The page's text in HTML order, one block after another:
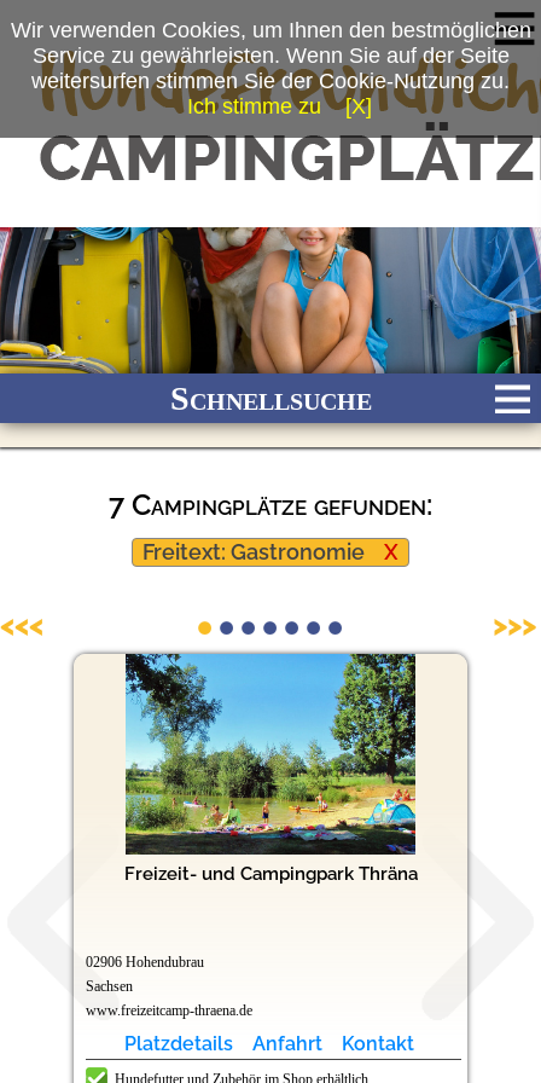
Schnellsuche
Fluss Meer Gebirge See
Wald/Wiesen
Ganzjährig geöffnet
Hundefreundliche Campingplätze
7 Campingplätze gefunden:
Freitext: Gastronomie X
Freizeit- und Campingpark Thräna
02906 Hohendubrau
Sachsen
www.freizeitcamp-thraena.de
Platzdetails Anfahrt Kontakt
Hundefutter und Zubehör im Shop erhältlich
<<< >>>
Wir verwenden Cookies, um Ihnen den bestmöglichen
Service zu gewährleisten. Wenn Sie auf der Seite
weitersurfen stimmen Sie der Cookie-Nutzung zu.
Ich stimme zu
[X]